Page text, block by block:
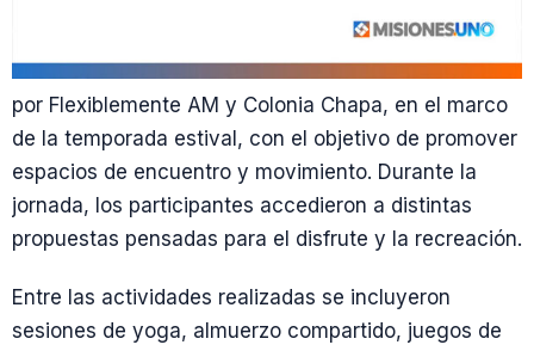
por Flexiblemente AM y Colonia Chapa, en el marco
de la temporada estival, con el objetivo de promover
espacios de encuentro y movimiento. Durante la
jornada, los participantes accedieron a distintas
propuestas pensadas para el disfrute y la recreación.
Entre las actividades realizadas se incluyeron
sesiones de yoga, almuerzo compartido, juegos de